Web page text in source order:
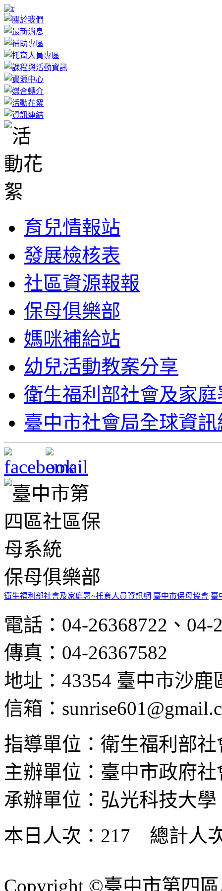
育兒情報站
發展檢核表
社區資源報報
保母俱樂部
媽咪補給站
幼兒活動教案分享
衛生福利部社會及家
臺中市社會局全球資訊
保母俱樂部
衛生福利部社會及家庭署~托育人員資訊網 臺中市保母協會 臺
電話：04-26368722、04-
傳真：04-26367582
地址：43354 臺中市沙鹿
信箱：
指導單位：衛生福利部
主辦單位：臺中市政府社
承辦單位：弘光科技大學
本日人次：217 總計人
Copyright ©臺中市第四